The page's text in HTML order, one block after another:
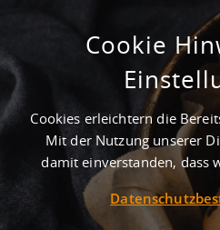
45Treffer-
Herne +
Cookie
Cookies erleichtern die
Mit der Nutzung unserer
damit einverstanden, dass